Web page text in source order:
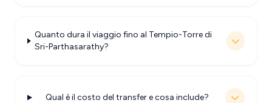
Quanto dura il viaggio fino al Tempio-Torre di
Sri-Parthasarathy?
Qual è il costo del transfer e cosa include?